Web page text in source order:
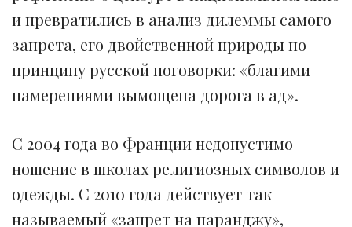
и превратились в анализ дилеммы самого
запрета, его двойственной природы по
принципу русской поговорки: «благими
намерениями вымощена дорога в ад».
С 2004 года во Франции недопустимо
ношение в школах религиозных символов и
одежды. С 2010 года действует так
называемый «запрет на паранджу»,